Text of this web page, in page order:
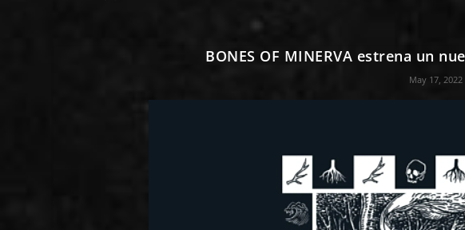
BONES OF MINERVA estrena un
May 17, 2022